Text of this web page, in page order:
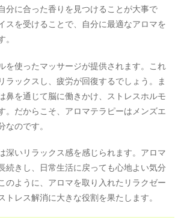
分に合った香りを見つけることが大事で
スを受けることで、自分に最適なアロマを
を使ったマッサージが提供されます。これ
ラックスし、疲労が回復するでしょう。ま
鼻を通じて脳に働きかけ、ストレスホルモ
。だからこそ、アロマテラピーはメンズエ
のです。
深いリラックス感を感じられます。アロマ
続きし、日常生活に戻っても心地よい気分
のように、アロマを取り入れたリラクゼー
トレス解消に大きな役割を果たします。